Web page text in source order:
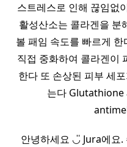
스트레스로 인해 끊임없
활성산소는 콜라겐을 분
볼 패임 속도를 빠르게
직접 중화하여 콜라겐이
한다 또 손상된 피부 세
는다
안녕하세요 ◡̎ Jura에요